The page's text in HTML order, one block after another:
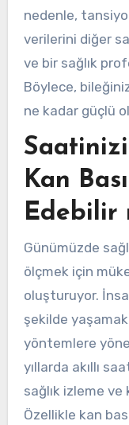
nedenle,
verilerini diğer
ve bir sağlık
Böylece,
ne kadar güçlü
Kan
Edebilir
Günümüzde
ölçmek için
oluşturuyor.
şekilde
yöntemlere
yıllarda akıllı
sağlık izleme
Özellikle kan